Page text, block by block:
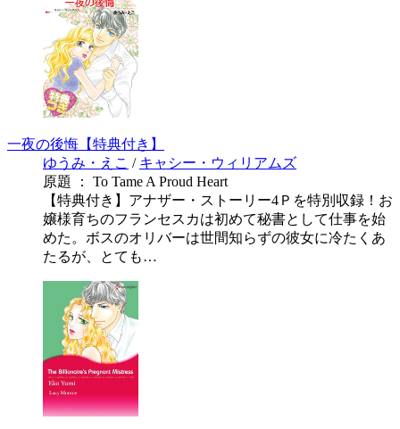
一夜の後悔【特典付き】
ゆうみ・えこ / キャシー・ウィリアムズ
原題 ： To Tame A Proud Heart
【特典付き】アナザー・ストーリー4Ｐを特別収録！お
嬢様育ちのフランセスカは初めて秘書として仕事を始
めた。ボスのオリバーは世間知らずの彼女に冷たくあ
たるが、とても…